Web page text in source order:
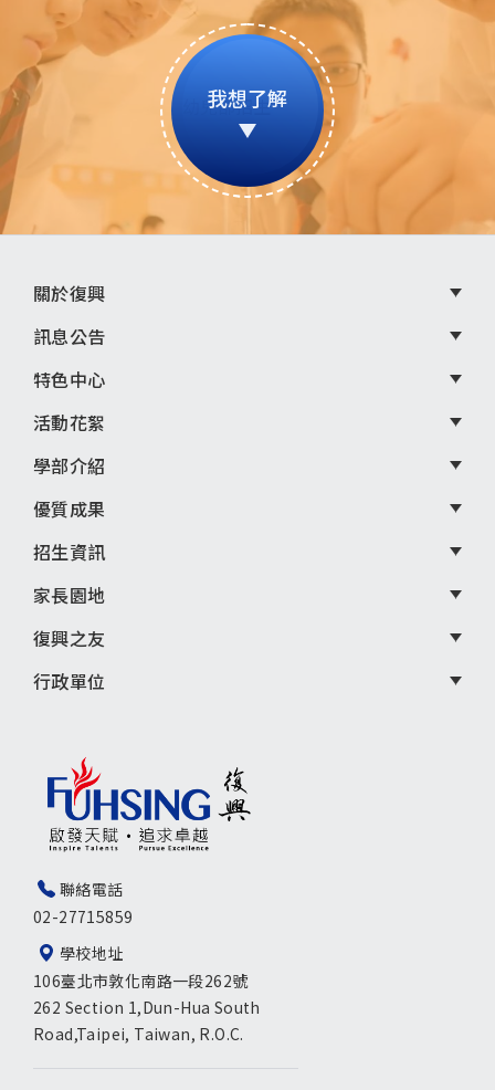
我想了解
聯絡電話
02-27715859
學校地址
106臺北市敦化南路一段262號
262 Section 1,Dun-Hua South
Road,Taipei, Taiwan, R.O.C.
頁
尾
選
單
關於復興
訊息公告
特色中心
活動花絮
學部介紹
優質成果
招生資訊
家長園地
復興之友
行政單位